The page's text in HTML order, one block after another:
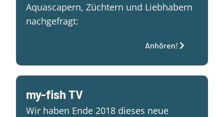
Aquascapern, Züchtern und Liebhabern
nachgefragt:
Anhören!
my-fish TV
Wir haben Ende 2018 dieses neue